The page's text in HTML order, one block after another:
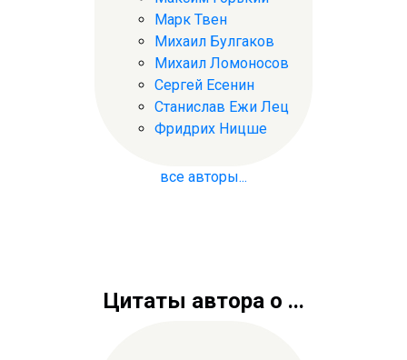
Марк Твен
Михаил Булгаков
Михаил Ломоносов
Сергей Есенин
Станислав Ежи Лец
Фридрих Ницше
все авторы...
Цитаты автора о ...